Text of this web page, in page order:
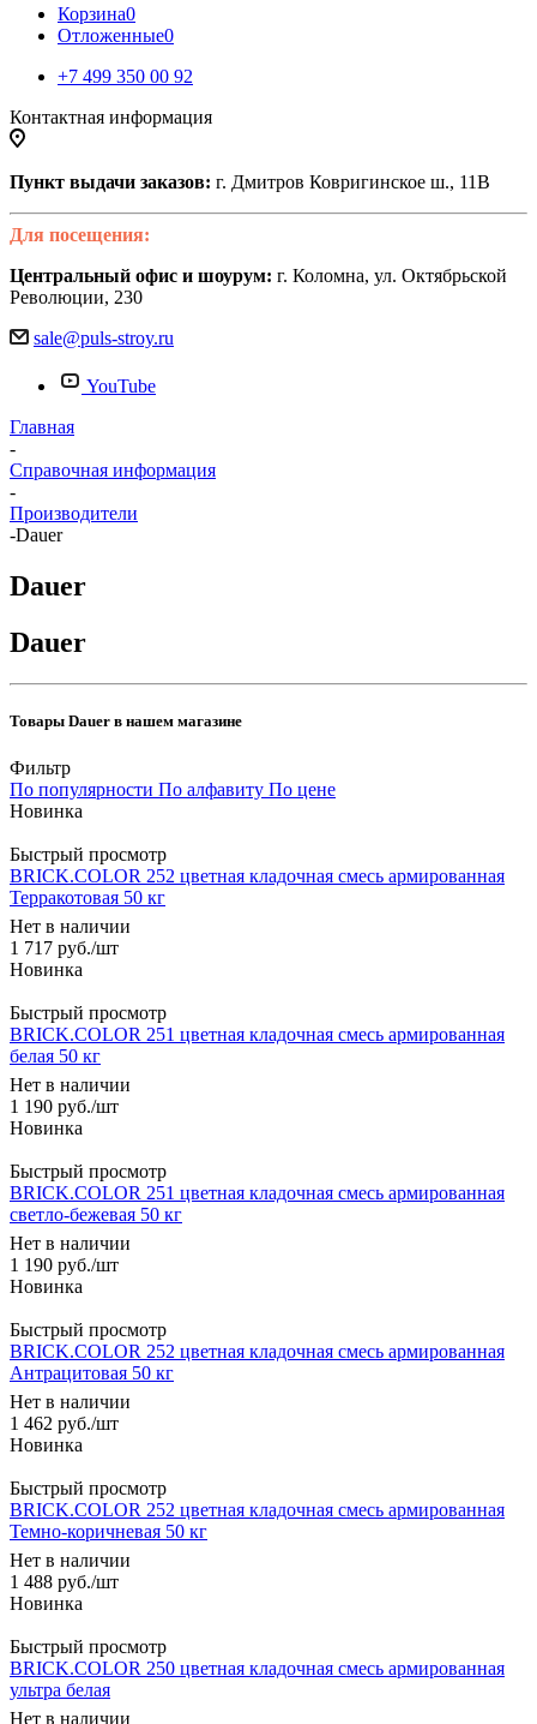
Корзина0
Отложенные0
+7 499 350 00 92
Контактная информация
Пункт выдачи заказов: г. Дмитров Ковригинское ш., 11В
Для посещения:
Центральный офис и шоурум: г. Коломна, ул. Октябрьской
Революции, 230
sale@puls-stroy.ru
YouTube
Главная
-
Справочная информация
-
Производители
-Dauer
Dauer
Dauer
Товары Dauer в нашем магазине
Фильтр
По популярности По алфавиту По цене
Быстрый просмотр
BRICK.COLOR 252 цветная кладочная смесь армированная
Терракотовая 50 кг
Нет в наличии
1 717 руб./шт
Быстрый просмотр
BRICK.COLOR 251 цветная кладочная смесь армированная
белая 50 кг
Нет в наличии
1 190 руб./шт
Быстрый просмотр
BRICK.COLOR 251 цветная кладочная смесь армированная
светло-бежевая 50 кг
Нет в наличии
1 190 руб./шт
Быстрый просмотр
BRICK.COLOR 252 цветная кладочная смесь армированная
Антрацитовая 50 кг
Нет в наличии
1 462 руб./шт
Быстрый просмотр
BRICK.COLOR 252 цветная кладочная смесь армированная
Темно-коричневая 50 кг
Нет в наличии
1 488 руб./шт
Быстрый просмотр
BRICK.COLOR 250 цветная кладочная смесь армированная
ультра белая
Нет в наличии